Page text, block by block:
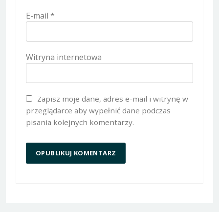
E-mail *
Witryna internetowa
Zapisz moje dane, adres e-mail i witrynę w
przeglądarce aby wypełnić dane podczas
pisania kolejnych komentarzy.